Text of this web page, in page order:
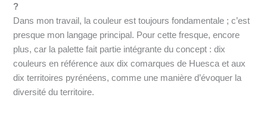
?
Dans mon travail, la couleur est toujours fondamentale ; c’est
presque mon langage principal. Pour cette fresque, encore
plus, car la palette fait partie intégrante du concept : dix
couleurs en référence aux dix comarques de Huesca et aux
dix territoires pyrénéens, comme une manière d’évoquer la
diversité du territoire.